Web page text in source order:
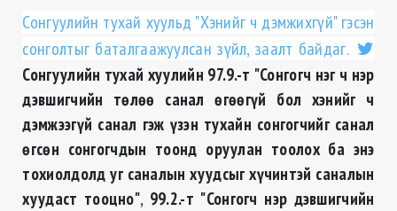
Сонгуулийн тухай хуульд "Хэнийг ч дэмжихгүй" гэсэн
сонголтыг баталгаажуулсан зүйл, заалт байдаг.
Сонгуулийн тухай хуулийн 97.9.-т "Сонгогч нэг ч нэр
дэвшигчийн төлөө санал өгөөгүй бол хэнийг ч
дэмжээгүй санал гэж үзэн тухайн сонгогчийг санал
өгсөн сонгогчдын тоонд оруулан тоолох ба энэ
тохиолдолд уг саналын хуудсыг хүчинтэй саналын
хуудаст тооцно", 99.2.-т "Сонгогч нэр дэвшигчийн